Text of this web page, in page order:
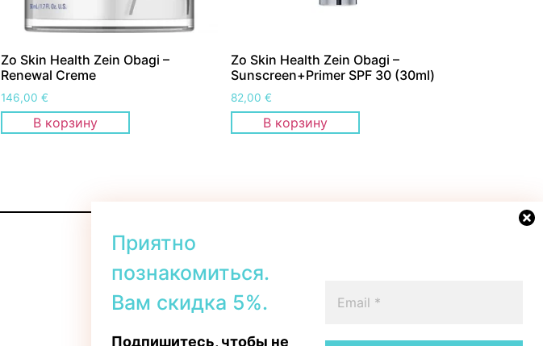
Приятно
познакомиться.
Вам скидка 5%.
Подпишитесь, чтобы не
Zo Skin Health Zein Obagi –
Renewal Creme
146,00 €
В корзину
Zo Skin Health Zein Obagi –
Sunscreen+Primer SPF 30 (30ml)
82,00 €
В корзину
Kadaka tee 42b, Tallinn
Пн-Пт: 11:00–19:00
Вс: 11:00 - 15:00
Messenger